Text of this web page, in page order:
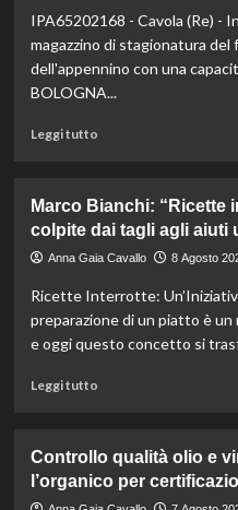
IPA65202168 - Cavola (Re) -
magazzino di stagionatura del
dell'appennino con una
BOLOGNA...
Leggi tuttoLeggi
Emilia-
Romagna
investe
milioni
per
valorizzare
Marco Bianchi: “Ricette
colpite dai tagli agli aiuti
Anna Gaia Cavallo 8 Agosto
Ricette Interrotte:
preparazione di un piatto è
e oggi questo concetto si
Leggi tuttoLeggi
Marco
Bianchi:
“Ricette
Controllo qualità olio e
l’organico per